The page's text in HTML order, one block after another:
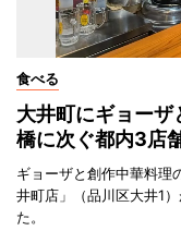
食べる
大井町にギョー
橋に次ぐ都内3店
ギョーザと創作中華料理
井町店」（品川区大井1
た。